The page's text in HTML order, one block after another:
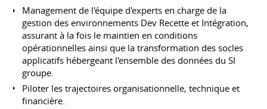
Management de l'équipe d'experts en charge de la
gestion des environnements Dev Recette et Intégration,
assurant à la fois le maintien en conditions
opérationnelles ainsi que la transformation des socles
applicatifs hébergeant l'ensemble des données du SI
groupe.
Piloter les trajectoires organisationnelle, technique et
financière.